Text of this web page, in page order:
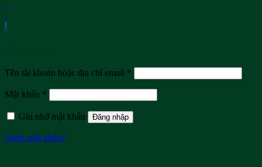
.
.
.
Tên tài khoản hoặc địa chỉ email *
Mật khẩu *
Ghi nhớ mật khẩu Đăng nhập
Quên mật khẩu?